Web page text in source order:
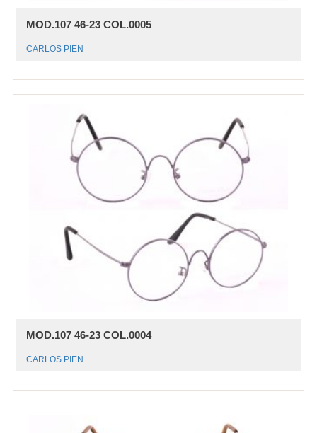
MOD.107 46-23 COL.0005
CARLOS PIEN
MOD.107 46-23 COL.0004
CARLOS PIEN